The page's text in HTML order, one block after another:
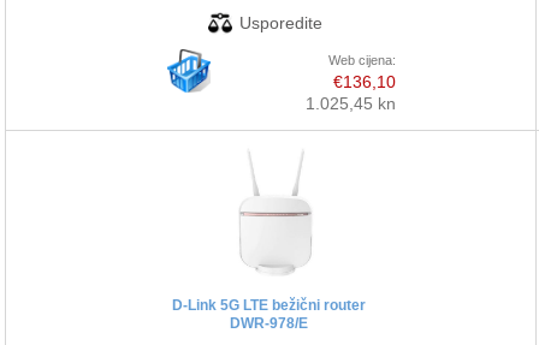
Web cijena:
€136,10
1.025,45 kn
D-Link 5G LTE bežični router
DWR-978/E